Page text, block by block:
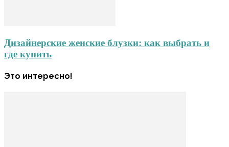
Дизайнерские женские блузки: как выбрать и
где купить
Это интересно!